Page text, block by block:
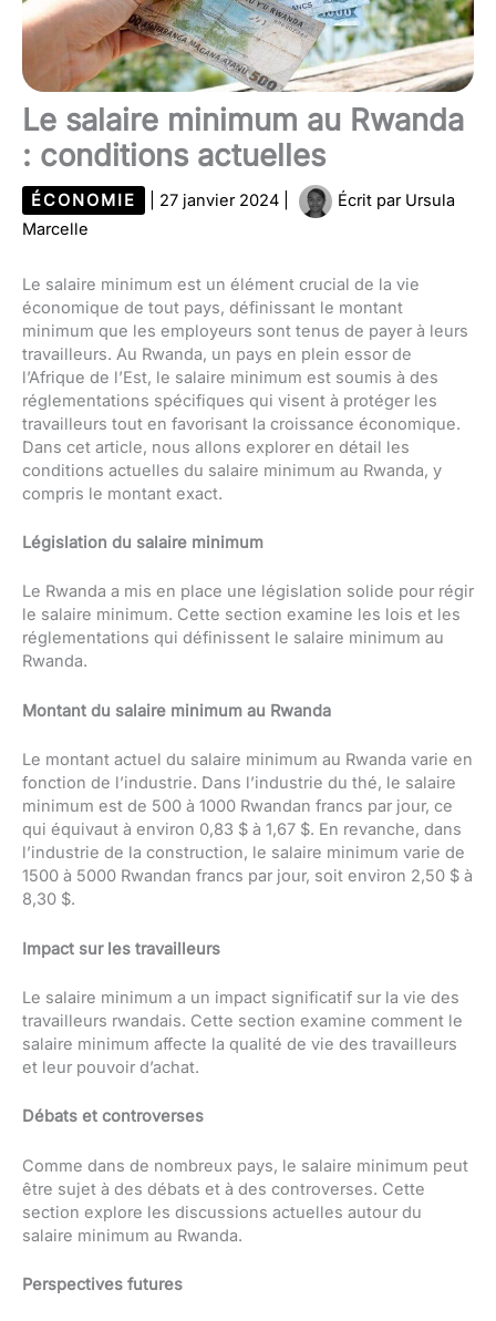
Le salaire minimum au Rwanda
: conditions actuelles
ÉCONOMIE 27 janvier 2024 Écrit par Ursula
Marcelle
Le salaire minimum est un élément crucial de la vie
économique de tout pays, définissant le montant
minimum que les employeurs sont tenus de payer à leurs
travailleurs. Au Rwanda, un pays en plein essor de
l’Afrique de l’Est, le salaire minimum est soumis à des
réglementations spécifiques qui visent à protéger les
travailleurs tout en favorisant la croissance économique.
Dans cet article, nous allons explorer en détail les
conditions actuelles du salaire minimum au Rwanda, y
compris le montant exact.
Législation du salaire minimum
Le Rwanda a mis en place une législation solide pour régir
le salaire minimum. Cette section examine les lois et les
réglementations qui définissent le salaire minimum au
Rwanda.
Montant du salaire minimum au Rwanda
Le montant actuel du salaire minimum au Rwanda varie en
fonction de l’industrie. Dans l’industrie du thé, le salaire
minimum est de 500 à 1000 Rwandan francs par jour, ce
qui équivaut à environ 0,83 $ à 1,67 $. En revanche, dans
l’industrie de la construction, le salaire minimum varie de
1500 à 5000 Rwandan francs par jour, soit environ 2,50 $ à
8,30 $.
Impact sur les travailleurs
Le salaire minimum a un impact significatif sur la vie des
travailleurs rwandais. Cette section examine comment le
salaire minimum affecte la qualité de vie des travailleurs
et leur pouvoir d’achat.
Débats et controverses
Comme dans de nombreux pays, le salaire minimum peut
être sujet à des débats et à des controverses. Cette
section explore les discussions actuelles autour du
salaire minimum au Rwanda.
Perspectives futures